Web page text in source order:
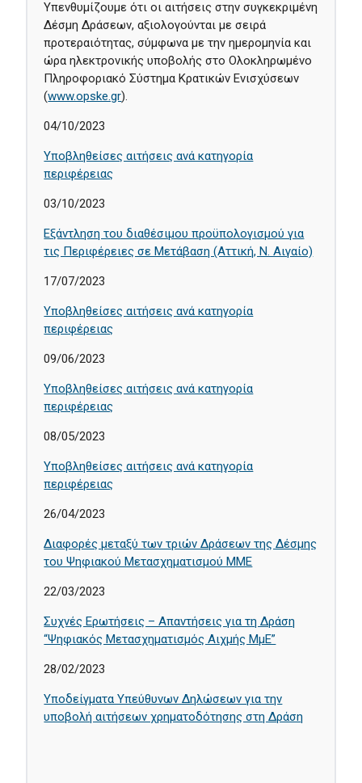
Υπενθυμίζουμε ότι οι αιτήσεις στην συγκεκριμένη
Δέσμη Δράσεων, αξιολογούνται με σειρά
προτεραιότητας, σύμφωνα με την ημερομηνία και
ώρα ηλεκτρονικής υποβολής στο Ολοκληρωμένο
Πληροφοριακό Σύστημα Κρατικών Ενισχύσεων
(www.opske.gr).
04/10/2023
Υποβληθείσες αιτήσεις ανά κατηγορία
περιφέρειας
03/10/2023
Εξάντληση του διαθέσιμου προϋπολογισμού για
τις Περιφέρειες σε Μετάβαση (Αττική, Ν. Αιγαίο)
17/07/2023
Υποβληθείσες αιτήσεις ανά κατηγορία
περιφέρειας
09/06/2023
Υποβληθείσες αιτήσεις ανά κατηγορία
περιφέρειας
08/05/2023
Υποβληθείσες αιτήσεις ανά κατηγορία
περιφέρειας
26/04/2023
Διαφορές μεταξύ των τριών Δράσεων της Δέσμης
του Ψηφιακού Μετασχηματισμού ΜΜΕ
22/03/2023
Συχνές Ερωτήσεις – Απαντήσεις για τη Δράση
“Ψηφιακός Μετασχηματισμός Αιχμής ΜμΕ”
28/02/2023
Υποδείγματα Υπεύθυνων Δηλώσεων για την
υποβολή αιτήσεων χρηματοδότησης στη Δράση